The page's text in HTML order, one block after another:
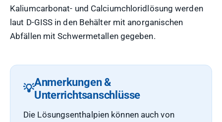
Kaliumcarbonat- und Calciumchloridlösung werden
laut D-GISS in den Behälter mit anorganischen
Abfällen mit Schwermetallen gegeben.
Anmerkungen &
Unterrichtsanschlüsse
Die Lösungsenthalpien können auch von